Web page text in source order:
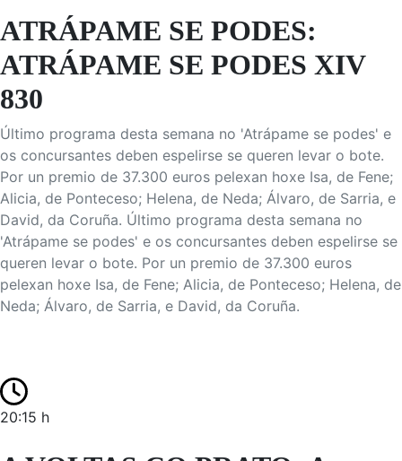
ATRÁPAME SE PODES:
ATRÁPAME SE PODES XIV
830
Último programa desta semana no 'Atrápame se podes' e
os concursantes deben espelirse se queren levar o bote.
Por un premio de 37.300 euros pelexan hoxe Isa, de Fene;
Alicia, de Ponteceso; Helena, de Neda; Álvaro, de Sarria, e
David, da Coruña. Último programa desta semana no
'Atrápame se podes' e os concursantes deben espelirse se
queren levar o bote. Por un premio de 37.300 euros
pelexan hoxe Isa, de Fene; Alicia, de Ponteceso; Helena, de
Neda; Álvaro, de Sarria, e David, da Coruña.
20:15 h